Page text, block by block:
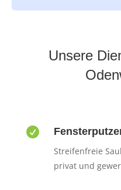
Unsere

Streifenfreie
privat und